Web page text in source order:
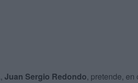
Juan Sergio Redondo, pretende, en